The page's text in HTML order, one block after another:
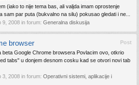
(iako to nije tema bas, ali valjda imam oprostenje
sam par puta (bukvalno na silu) pokusao gledati i ne...
9, 2008 in forum: Generalna diskusija
Post
browser
beta Google Chrome browsera Povlacim ovo, otkrio
tabs" u donjem desnom cosku kad se otvori novi tab
3, 2008 in forum: Operativni sistemi, aplikacije i